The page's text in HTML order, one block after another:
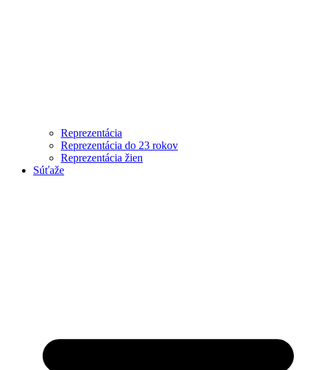
Reprezentácia
Reprezentácia do 23 rokov
Reprezentácia žien
Súťaže